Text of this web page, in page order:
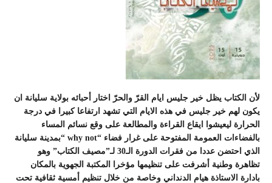
لأن الكتاب يظل خير جليس ايام القرّ والحرّ اختار أحبائه بولاية سليانة ان
يكون لهم خير جليس في هذه الايام التي تشهد ارتفاعا كبيرا في درجة
الحرارة ليعيشوا ايقاع القراءة والمطالعة على وقع نسائم المساء
بالفضاءات العمومة المفتوحة على غرار فضاء “why not “بمدينة سليانة
الذي احتضن عددا من فقرات الدورة الـ30 لـ”مصيف الكتاب” وهو
تظاهرة وطنية أشرفت على تنظيمها مؤخرا المكتبة الجهوية بالمكان
بادارة الاستاذة هيام الدنداني وخاصة من خلال تنظيم أمسية ثقافية تحت